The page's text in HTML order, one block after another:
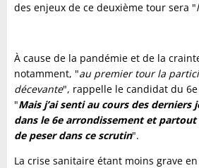
des enjeux de ce deuxième tour sera "
À cause de la pandémie et de la
notamment, "au premier tour la
décevante", rappelle le candidat du
"Mais j’ai senti au cours des
dans le 6e arrondissement et
de peser dans ce scrutin".
La crise sanitaire étant moins grave